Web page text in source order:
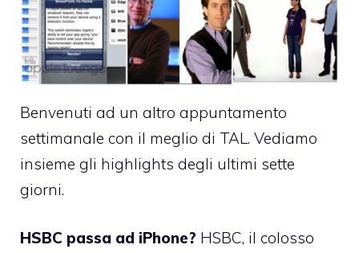
Benvenuti ad un altro appuntamento
settimanale con il meglio di TAL. Vediamo
insieme gli highlights degli ultimi sette
giorni.
HSBC passa ad iPhone? HSBC, il colosso